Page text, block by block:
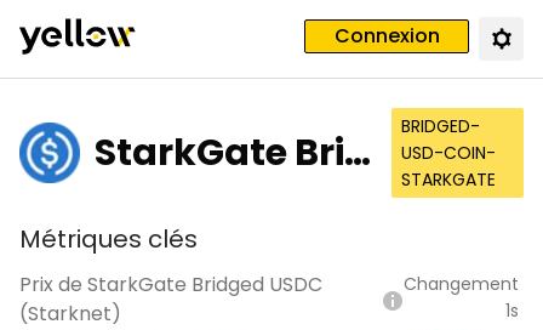
Connexion
StarkGate Brid
rknet)
BRIDGED-
USD-COIN-
STARKGATE
Métriques clés
Prix de StarkGate Bridged USDC
(Starknet)
Changement
1s